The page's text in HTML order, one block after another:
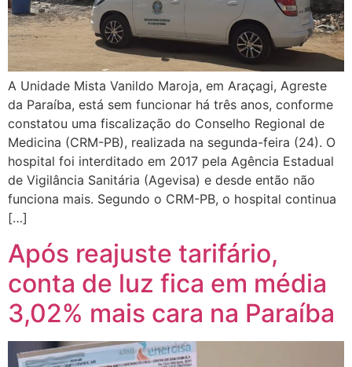
A Unidade Mista Vanildo Maroja, em Araçagi, Agreste
da Paraíba, está sem funcionar há três anos, conforme
constatou uma fiscalização do Conselho Regional de
Medicina (CRM-PB), realizada na segunda-feira (24). O
hospital foi interditado em 2017 pela Agência Estadual
de Vigilância Sanitária (Agevisa) e desde então não
funciona mais. Segundo o CRM-PB, o hospital continua
[…]
Após reajuste tarifário,
conta de luz fica em média
3,02% mais cara na Paraíba